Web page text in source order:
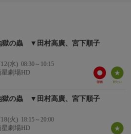
省二
城下町のひなびた山村に、悪どい高
住んでいた。或る夜、盗賊黒雲団十郎
、八人皆殺し、千両箱六個を盗んで逃
郎の情婦お登代ら八人組で一くせも
彼らは土湯峠を越えて吾妻連峰沿い
たが…。
獄の蟲 ▼田村高廣、宮下順子
水) 08:30～10:15
星劇場HD
獄の蟲 ▼田村高廣、宮下順子
火) 18:15～20:00
星劇場HD